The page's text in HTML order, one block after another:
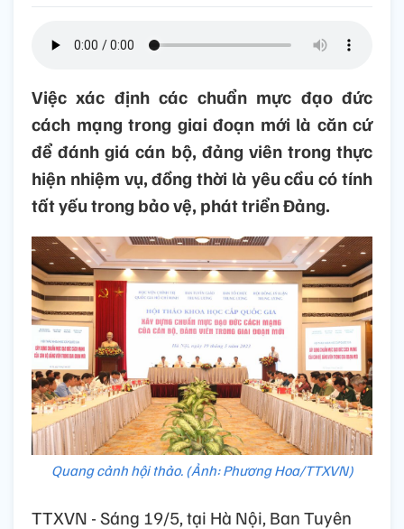
Việc xác định các chuẩn mực đạo đức
cách mạng trong giai đoạn mới là căn cứ
để đánh giá cán bộ, đảng viên trong thực
hiện nhiệm vụ, đồng thời là yêu cầu có tính
tất yếu trong bảo vệ, phát triển Đảng.
Quang cảnh hội thảo. (Ảnh: Phương Hoa/TTXVN)
TTXVN - Sáng 19/5, tại Hà Nội, Ban Tuyên